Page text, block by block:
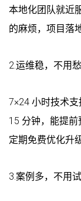
本地化团队就近
的麻烦，项目落
2.运维稳，不用愁
7×24 小时技术
15 分钟，能提前
定期免费优化升
3.案例多，不用